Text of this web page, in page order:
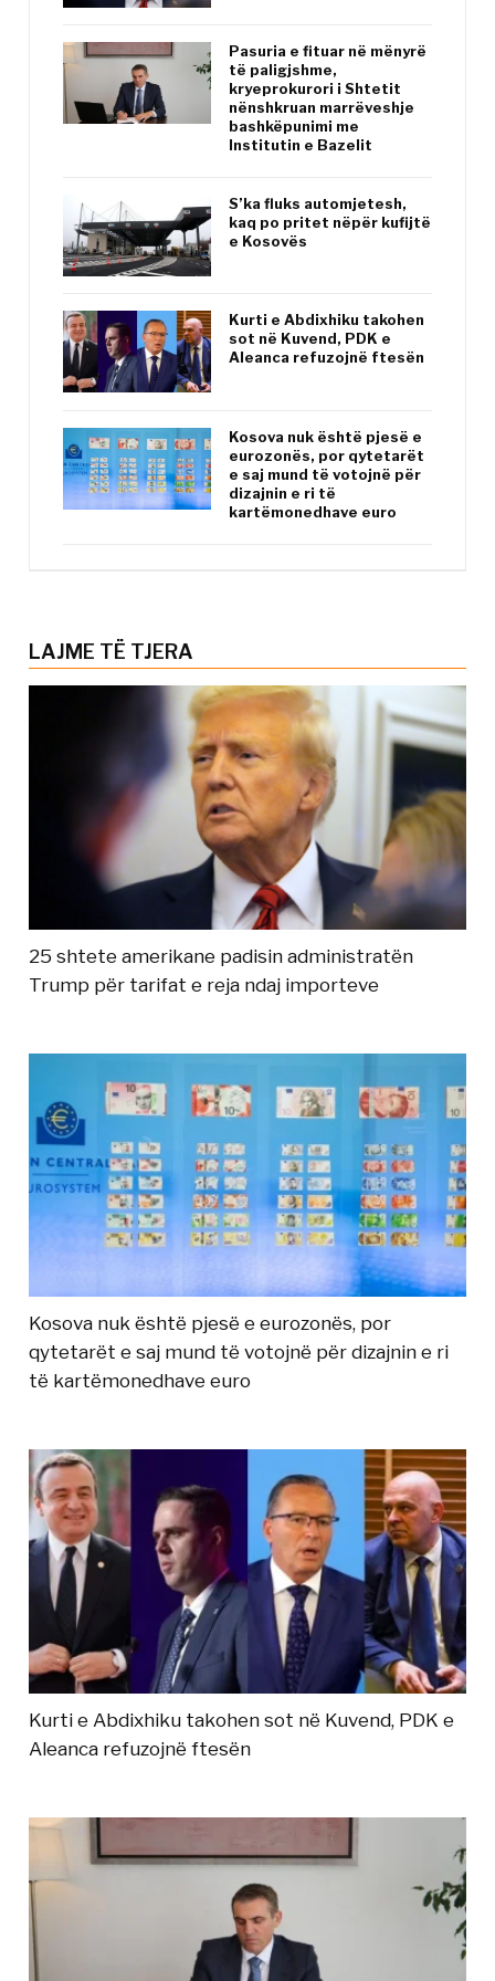
Pasuria e fituar në mënyrë
të paligjshme,
kryeprokurori i Shtetit
nënshkruan marrëveshje
bashkëpunimi me
Institutin e Bazelit
S’ka fluks automjetesh,
kaq po pritet nëpër kufijtë
e Kosovës
Kurti e Abdixhiku takohen
sot në Kuvend, PDK e
Aleanca refuzojnë ftesën
Kosova nuk është pjesë e
eurozonës, por qytetarët
e saj mund të votojnë për
dizajnin e ri të
kartëmonedhave euro
LAJME TË TJERA
25 shtete amerikane padisin administratën
Trump për tarifat e reja ndaj importeve
Kosova nuk është pjesë e eurozonës, por
qytetarët e saj mund të votojnë për dizajnin e ri
të kartëmonedhave euro
Kurti e Abdixhiku takohen sot në Kuvend, PDK e
Aleanca refuzojnë ftesën